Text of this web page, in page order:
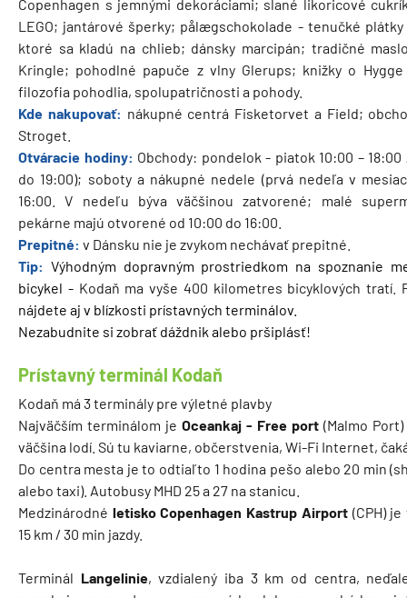
Copenhagen s jemnými dekoráciami; slané likoricové
LEGO; jantárové šperky; pålægschokolade - tenučké plátky
ktoré sa kladú na chlieb; dánsky marcipán; tradičné
Kringle; pohodlné papuče z vlny Glerups; knižky o
filozofia pohodlia, spolupatričnosti a pohody.
Kde nakupovať: nákupné centrá Fisketorvet a Field;
Stroget.
Otváracie hodiny: Obchody: pondelok - piatok 10:00 –
do 19:00); soboty a nákupné nedele (prvá nedeľa v
16:00. V nedeľu býva väčšinou zatvorené; malé
pekárne majú otvorené od 10:00 do 16:00.
Prepitné: v Dánsku nie je zvykom nechávať prepitné.
Tip: Výhodným dopravným prostriedkom na spoznanie
bicykel - Kodaň ma vyše 400 kilometres bicyklových tratí.
nájdete aj v blízkosti prístavných terminálov.
Nezabudnite si zobrať dáždnik alebo pršiplásť!
Prístavný terminál Kodaň
Kodaň má 3 terminály pre výletné plavby
Najväčším terminálom je Oceankaj - Free port (Malmo
väčšina lodí. Sú tu kaviarne, občerstvenia, Wi-Fi Internet,
Do centra mesta je to odtiaľto 1 hodina pešo alebo 20 min
alebo taxi). Autobusy MHD 25 a 27 na stanicu.
Medzinárodné letisko Copenhagen Kastrup Airport (CPH)
15 km / 30 min jazdy.
Terminál Langelinie, vzdialený iba 3 km od centra,